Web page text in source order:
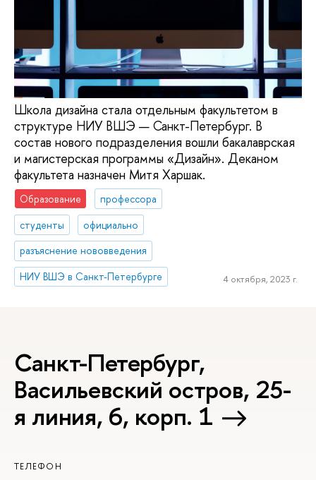
Школа дизайна стала отдельным факультетом в
структуре НИУ ВШЭ — Санкт-Петербург. В
состав нового подразделения вошли бакалаврская
и магистерская программы «Дизайн». Деканом
факультета назначен Митя Харшак.
Образование
профессора
студенты
официально
разъяснение нововведения
НИУ ВШЭ в Санкт-Петербурге
4 октября, 2023 г.
Санкт-Петербург,
Васильевский остров, 25-
я линия, 6, корп. 1
ТЕЛЕФОН